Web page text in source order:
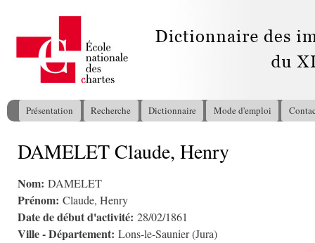
Menu principal
Présentation Recherche Dictionnaire Mode d'emploi
Vous êtes ici
DAMELET Claude, Henry
Nom: DAMELET
Prénom: Claude, Henry
Date de début d'activité: 28/02/1861
Ville - Département: Lons-le-Saunier (Jura)